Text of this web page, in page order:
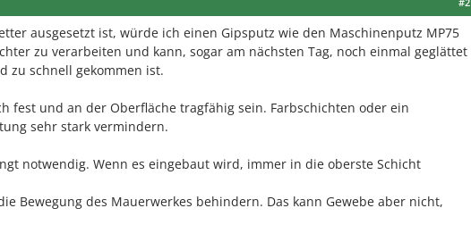
ausgesetzt ist, würde ich einen Gipsputz wie den Maschinenputz MP75
zu verarbeiten und kann, sogar am nächsten Tag, noch einmal geglättet
zu schnell gekommen ist.
fest und an der Oberfläche tragfähig sein. Farbschichten oder ein
sehr stark vermindern.
notwendig. Wenn es eingebaut wird, immer in die oberste Schicht
Bewegung des Mauerwerkes behindern. Das kann Gewebe aber nicht,